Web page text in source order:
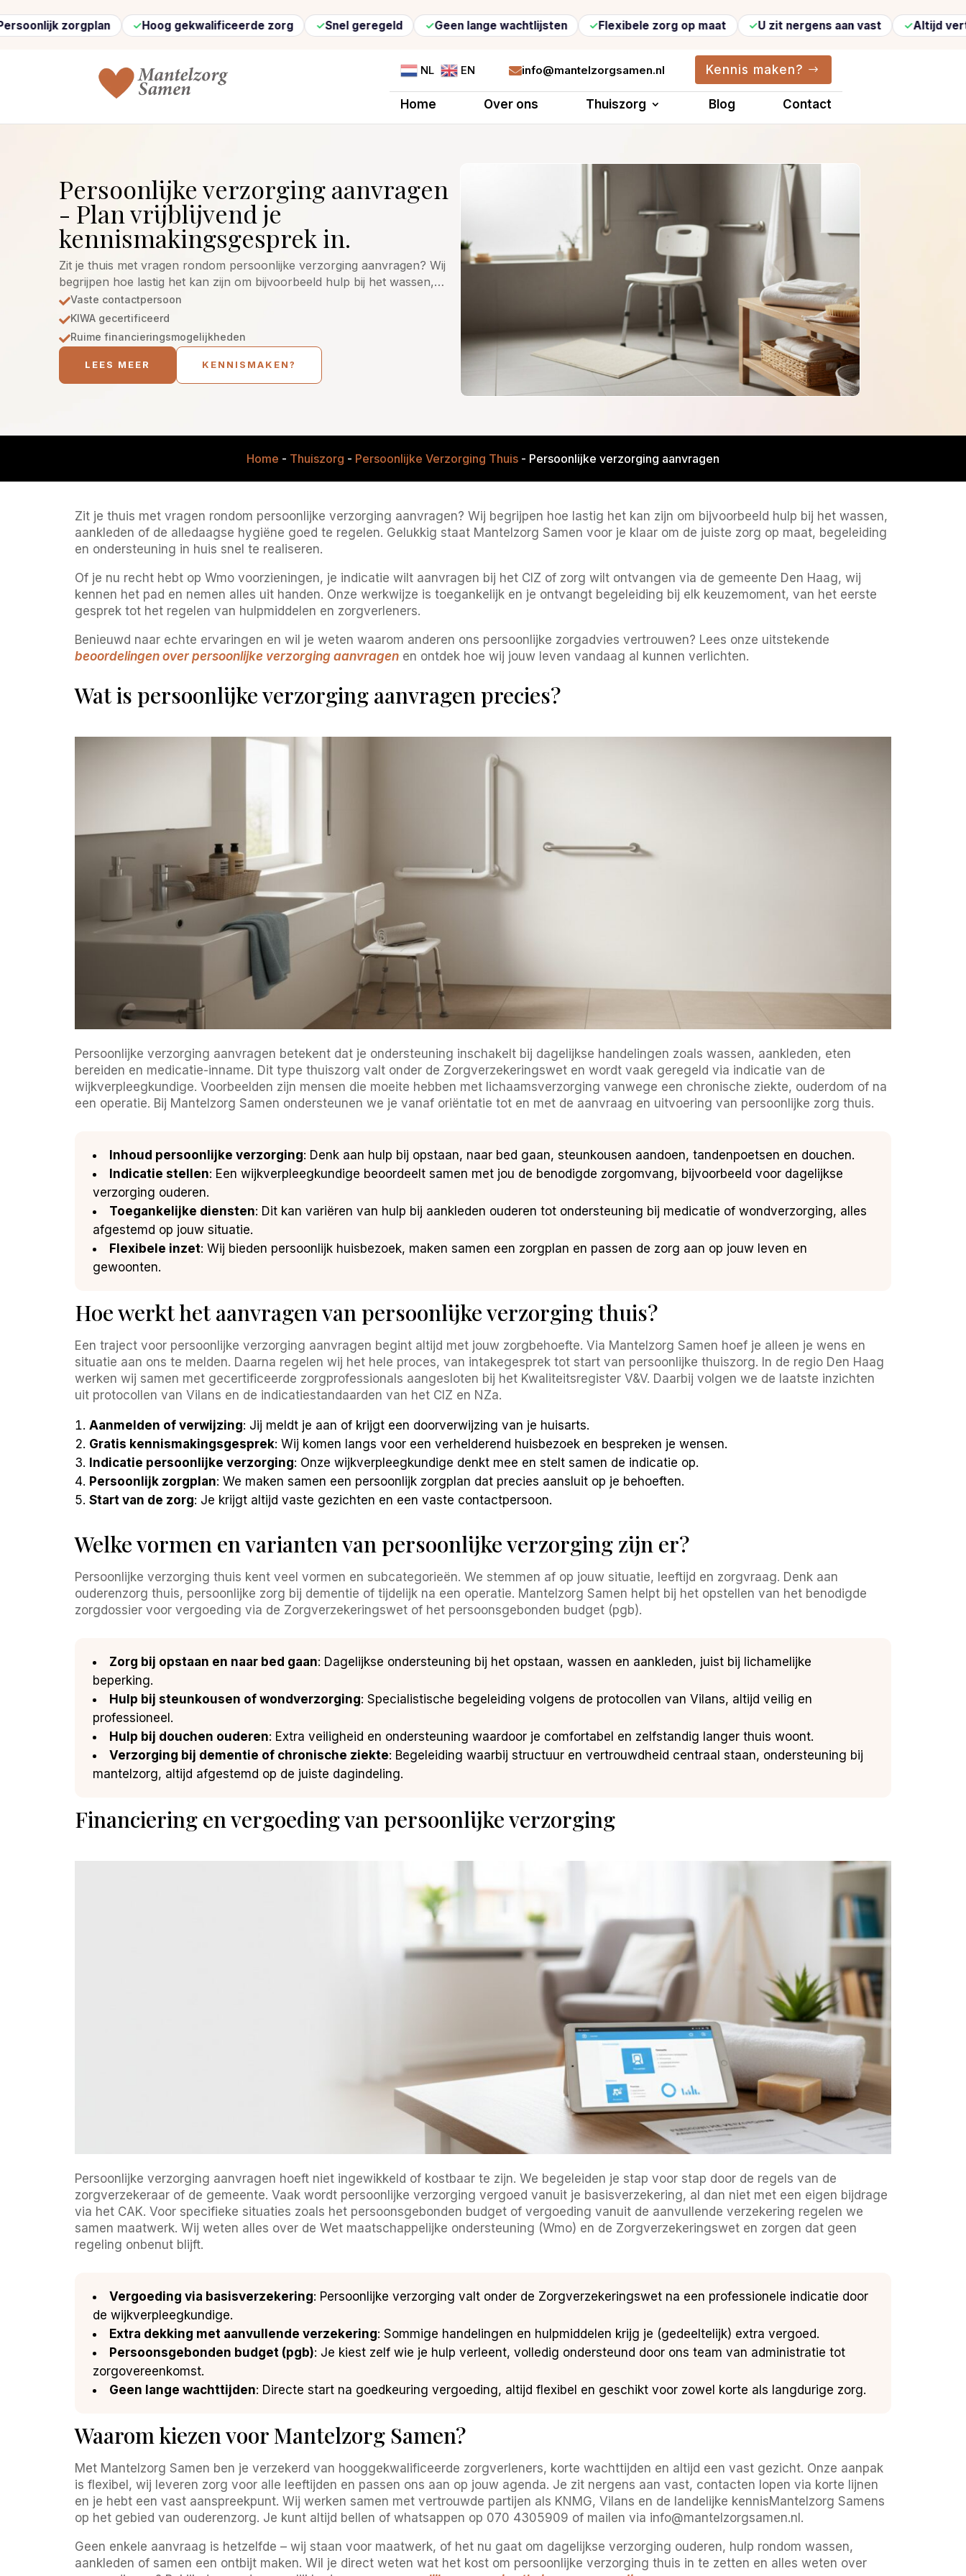
zorgplan Hoog gekwalificeerde zorg Snel geregeld Geen lange wachtlijsten Flexibele zorg op maat U zit nergens aan vast Altijd vertrouwde
NL EN info@mantelzorgsamen.nl Kennis maken?
Home Over ons Thuiszorg Blog Contact
Persoonlijke verzorging aanvragen
- Plan vrijblijvend je
kennismakingsgesprek in.
Zit je thuis met vragen rondom persoonlijke verzorging aanvragen? Wij
begrijpen hoe lastig het kan zijn om bijvoorbeeld hulp bij het wassen,…
Vaste contactpersoon
KIWA gecertificeerd
Ruime financieringsmogelijkheden
LEES MEER KENNISMAKEN?
Home - Thuiszorg - Persoonlijke Verzorging Thuis - Persoonlijke verzorging aanvragen
Zit je thuis met vragen rondom persoonlijke verzorging aanvragen? Wij begrijpen hoe lastig het kan zijn om bijvoorbeeld hulp bij het wassen,
aankleden of de alledaagse hygiëne goed te regelen. Gelukkig staat Mantelzorg Samen voor je klaar om de juiste zorg op maat, begeleiding
en ondersteuning in huis snel te realiseren.
Of je nu recht hebt op Wmo voorzieningen, je indicatie wilt aanvragen bij het CIZ of zorg wilt ontvangen via de gemeente Den Haag, wij
kennen het pad en nemen alles uit handen. Onze werkwijze is toegankelijk en je ontvangt begeleiding bij elk keuzemoment, van het eerste
gesprek tot het regelen van hulpmiddelen en zorgverleners.
Benieuwd naar echte ervaringen en wil je weten waarom anderen ons persoonlijke zorgadvies vertrouwen? Lees onze uitstekende
beoordelingen over persoonlijke verzorging aanvragen en ontdek hoe wij jouw leven vandaag al kunnen verlichten.
Wat is persoonlijke verzorging aanvragen precies?
Persoonlijke verzorging aanvragen betekent dat je ondersteuning inschakelt bij dagelijkse handelingen zoals wassen, aankleden, eten
bereiden en medicatie-inname. Dit type thuiszorg valt onder de Zorgverzekeringswet en wordt vaak geregeld via indicatie van de
wijkverpleegkundige. Voorbeelden zijn mensen die moeite hebben met lichaamsverzorging vanwege een chronische ziekte, ouderdom of na
een operatie. Bij Mantelzorg Samen ondersteunen we je vanaf oriëntatie tot en met de aanvraag en uitvoering van persoonlijke zorg thuis.
Inhoud persoonlijke verzorging: Denk aan hulp bij opstaan, naar bed gaan, steunkousen aandoen, tandenpoetsen en douchen.
Indicatie stellen: Een wijkverpleegkundige beoordeelt samen met jou de benodigde zorgomvang, bijvoorbeeld voor dagelijkse
verzorging ouderen.
Toegankelijke diensten: Dit kan variëren van hulp bij aankleden ouderen tot ondersteuning bij medicatie of wondverzorging, alles
afgestemd op jouw situatie.
Flexibele inzet: Wij bieden persoonlijk huisbezoek, maken samen een zorgplan en passen de zorg aan op jouw leven en
gewoonten.
Hoe werkt het aanvragen van persoonlijke verzorging thuis?
Een traject voor persoonlijke verzorging aanvragen begint altijd met jouw zorgbehoefte. Via Mantelzorg Samen hoef je alleen je wens en
situatie aan ons te melden. Daarna regelen wij het hele proces, van intakegesprek tot start van persoonlijke thuiszorg. In de regio Den Haag
werken wij samen met gecertificeerde zorgprofessionals aangesloten bij het Kwaliteitsregister V&V. Daarbij volgen we de laatste inzichten
uit protocollen van Vilans en de indicatiestandaarden van het CIZ en NZa.
Aanmelden of verwijzing: Jij meldt je aan of krijgt een doorverwijzing van je huisarts.
Gratis kennismakingsgesprek: Wij komen langs voor een verhelderend huisbezoek en bespreken je wensen.
Indicatie persoonlijke verzorging: Onze wijkverpleegkundige denkt mee en stelt samen de indicatie op.
Persoonlijk zorgplan: We maken samen een persoonlijk zorgplan dat precies aansluit op je behoeften.
Start van de zorg: Je krijgt altijd vaste gezichten en een vaste contactpersoon.
Welke vormen en varianten van persoonlijke verzorging zijn er?
Persoonlijke verzorging thuis kent veel vormen en subcategorieën. We stemmen af op jouw situatie, leeftijd en zorgvraag. Denk aan
ouderenzorg thuis, persoonlijke zorg bij dementie of tijdelijk na een operatie. Mantelzorg Samen helpt bij het opstellen van het benodigde
zorgdossier voor vergoeding via de Zorgverzekeringswet of het persoonsgebonden budget (pgb).
Zorg bij opstaan en naar bed gaan: Dagelijkse ondersteuning bij het opstaan, wassen en aankleden, juist bij lichamelijke
beperking.
Hulp bij steunkousen of wondverzorging: Specialistische begeleiding volgens de protocollen van Vilans, altijd veilig en
professioneel.
Hulp bij douchen ouderen: Extra veiligheid en ondersteuning waardoor je comfortabel en zelfstandig langer thuis woont.
Verzorging bij dementie of chronische ziekte: Begeleiding waarbij structuur en vertrouwdheid centraal staan, ondersteuning bij
mantelzorg, altijd afgestemd op de juiste dagindeling.
Financiering en vergoeding van persoonlijke verzorging
Persoonlijke verzorging aanvragen hoeft niet ingewikkeld of kostbaar te zijn. We begeleiden je stap voor stap door de regels van de
zorgverzekeraar of de gemeente. Vaak wordt persoonlijke verzorging vergoed vanuit je basisverzekering, al dan niet met een eigen bijdrage
via het CAK. Voor specifieke situaties zoals het persoonsgebonden budget of vergoeding vanuit de aanvullende verzekering regelen we
samen maatwerk. Wij weten alles over de Wet maatschappelijke ondersteuning (Wmo) en de Zorgverzekeringswet en zorgen dat geen
regeling onbenut blijft.
Vergoeding via basisverzekering: Persoonlijke verzorging valt onder de Zorgverzekeringswet na een professionele indicatie door
de wijkverpleegkundige.
Extra dekking met aanvullende verzekering: Sommige handelingen en hulpmiddelen krijg je (gedeeltelijk) extra vergoed.
Persoonsgebonden budget (pgb): Je kiest zelf wie je hulp verleent, volledig ondersteund door ons team van administratie tot
zorgovereenkomst.
Geen lange wachttijden: Directe start na goedkeuring vergoeding, altijd flexibel en geschikt voor zowel korte als langdurige zorg.
Waarom kiezen voor Mantelzorg Samen?
Met Mantelzorg Samen ben je verzekerd van hooggekwalificeerde zorgverleners, korte wachttijden en altijd een vast gezicht. Onze aanpak
is flexibel, wij leveren zorg voor alle leeftijden en passen ons aan op jouw agenda. Je zit nergens aan vast, contacten lopen via korte lijnen
en je hebt een vast aanspreekpunt. Wij werken samen met vertrouwde partijen als KNMG, Vilans en de landelijke kennisMantelzorg Samens
op het gebied van ouderenzorg. Je kunt altijd bellen of whatsappen op 070 4305909 of mailen via info@mantelzorgsamen.nl.
Geen enkele aanvraag is hetzelfde – wij staan voor maatwerk, of het nu gaat om dagelijkse verzorging ouderen, hulp rondom wassen,
aankleden of samen een ontbijt maken. Wil je direct weten wat het kost om persoonlijke verzorging thuis in te zetten en alles weten over